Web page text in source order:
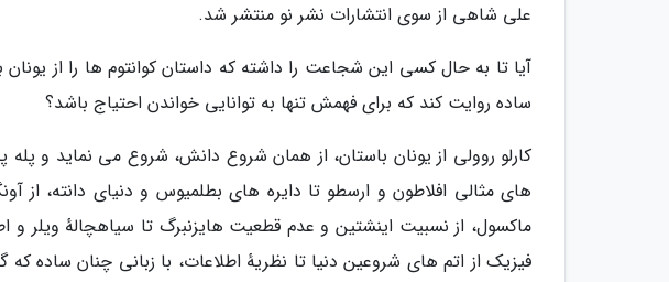
علی شاهی از سوی انتشارات نشر نو منتشر شد.
آیا تا به حال کسی این شجاعت را داشته که داستان کوانتوم ها را از
ساده روایت کند که برای فهمش تنها به توانایی خواندن احتیاج باشد؟
کارلو روولی از یونان باستان، از همان شروع دانش، شروع می نماید و
های مثالی افلاطون و ارسطو تا دایره های بطلمیوس و دنیای دانته، از
ماکسول، از نسبیت اینشتین و عدم قطعیت هایزنبرگ تا سیاهچالهٔ ویلر
فیزیک از اتم های شروعین دنیا تا نظریهٔ اطلاعات، با زبانی چنان ساده